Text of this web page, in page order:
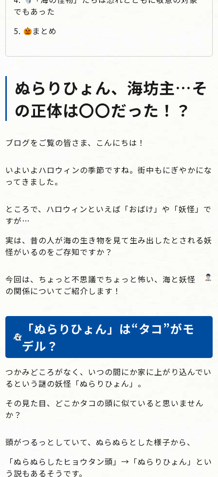
でもあった
5.
まとめ
ぬらりひょん、海坊主…そ
の正体は〇〇だった！？
ブログをご覧の皆さま、こんにちは！
いよいよハロウィンの季節ですね。街中もにぎやかにな
ってきました。
ところで、ハロウィンといえば「おばけ」や「妖怪」で
すが…
実は、昔の人が海の生き物を見て生み出したとされる妖
怪がいるのをご存知ですか？
今回は、ちょっと不思議でちょっと怖い、海と妖怪
の関係についてご紹介します！
「ぬらりひょん」は“タコ”がモ
デル？
つかみどころがなく、いつの間にか家に上がり込んでい
るという謎の妖怪「ぬらりひょん」。
その見た目、どこかタコの頭に似ていると思いません
か？
頭がつるっとしていて、ぬらぬらとした様子から、
「ぬらぬらしたヒョウタン頭」→「ぬらりひょん」とい
う説もあるそうです。